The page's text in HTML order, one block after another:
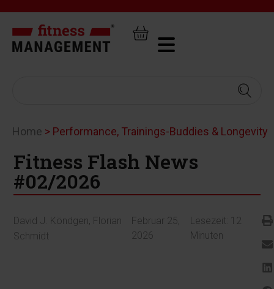
Home > Performance, Trainings-Buddies & Longevity
Fitness Flash News
#02/2026
David J. Köndgen, Florian
Schmidt
Februar 25,
2026
Lesezeit: 12
Minuten